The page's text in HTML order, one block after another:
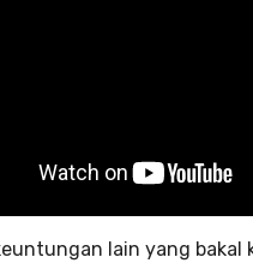
lain yang bakal